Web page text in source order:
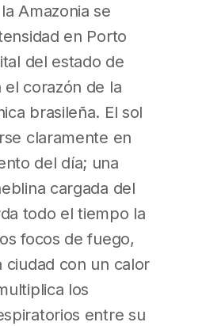
Amazonia se
en Porto
del estado de
el corazón de la
brasileña. El sol
claramente en
del día; una
cargada del
todo el tiempo la
focos de fuego,
ciudad con un calor
los
entre su